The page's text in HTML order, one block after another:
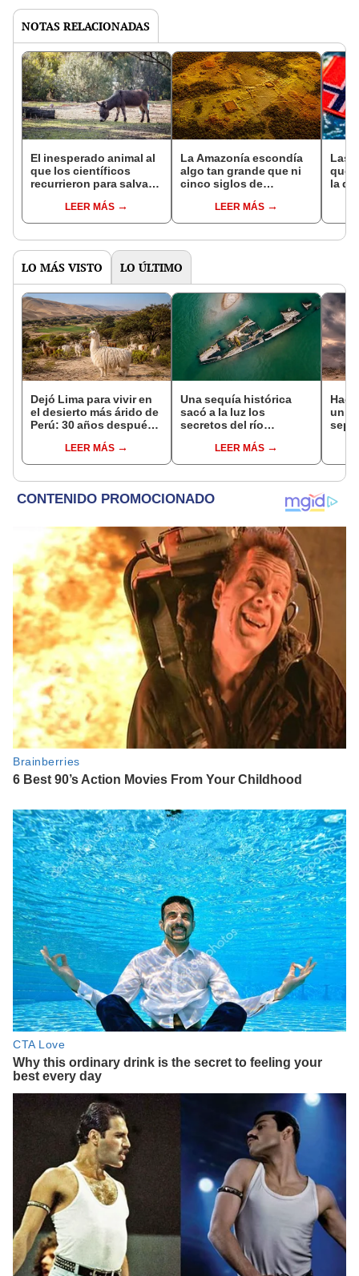
NOTAS RELACIONADAS
El inesperado animal al
que los científicos
recurrieron para salvar
reintroducción de un
asno salvaje está
en un paisaje con más
LEER MÁS
La Amazonía escondía
algo tan grande que ni
cinco siglos de
encontrarlo: el hallazgo
podría cambiar todo lo
pasado
LEER MÁS
Las
que
la de
LO MÁS VISTO LO ÚLTIMO
Dejó Lima para vivir en
el desierto más árido de
Perú: 30 años después,
creó un sorprendente
ecosistema
LEER MÁS
Una sequía histórica
sacó a la luz los
secretos del río
Segunda Guerra
Mundial, fósiles de
LEER MÁS
un